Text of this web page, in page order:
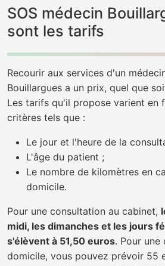
SOS médecin
sont les tarifs
Recourir aux services d'un
Bouillargues a un prix, quel que
Les tarifs qu'il propose varient en
critères tels que :
Le jour et l'heure de la
L'âge du patient ;
Le nombre de kilomètres en
domicile.
Pour une consultation au cabinet,
midi, les dimanches et les jours
s'élèvent à 51,50 euros. Pour une
domicile, vous pouvez prévoir 55